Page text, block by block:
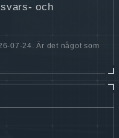
och
07-24. Är det något som